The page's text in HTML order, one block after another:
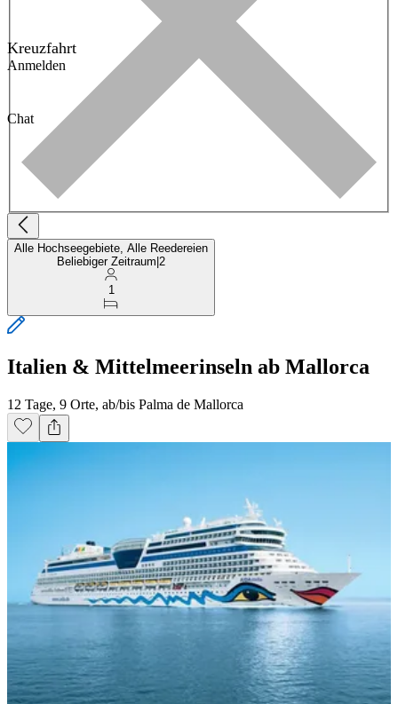
Kreuzfahrt
Anmelden
Chat
Alle Hochseegebiete, Alle Reedereien
Beliebiger Zeitraum 2
1
Italien & Mittelmeerinseln ab Mallorca
12 Tage, 9 Orte, ab/bis Palma de Mallorca